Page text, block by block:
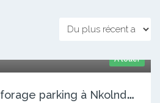
A louer
S
tudio neuf avec forage parking à Nkolnda. Accès à pieds.